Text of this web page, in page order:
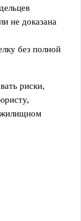
не доказана
без полной
риски,
жилищном